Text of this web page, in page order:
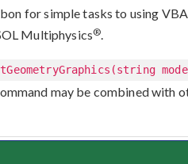
for simple tasks to using
Multiphysics®.
may be combined with